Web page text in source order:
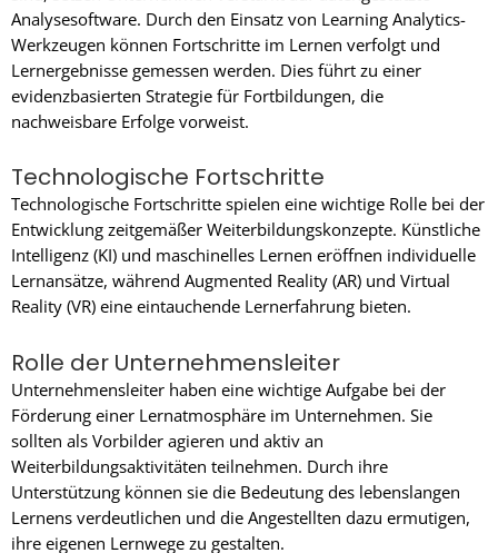
Analysesoftware. Durch den Einsatz von Learning Analytics-
Werkzeugen können Fortschritte im Lernen verfolgt und
Lernergebnisse gemessen werden. Dies führt zu einer
evidenzbasierten Strategie für Fortbildungen, die
nachweisbare Erfolge vorweist.
Technologische Fortschritte
Technologische Fortschritte spielen eine wichtige Rolle bei der
Entwicklung zeitgemäßer Weiterbildungskonzepte. Künstliche
Intelligenz (KI) und maschinelles Lernen eröffnen individuelle
Lernansätze, während Augmented Reality (AR) und Virtual
Reality (VR) eine eintauchende Lernerfahrung bieten.
Rolle der Unternehmensleiter
Unternehmensleiter haben eine wichtige Aufgabe bei der
Förderung einer Lernatmosphäre im Unternehmen. Sie
sollten als Vorbilder agieren und aktiv an
Weiterbildungsaktivitäten teilnehmen. Durch ihre
Unterstützung können sie die Bedeutung des lebenslangen
Lernens verdeutlichen und die Angestellten dazu ermutigen,
ihre eigenen Lernwege zu gestalten.